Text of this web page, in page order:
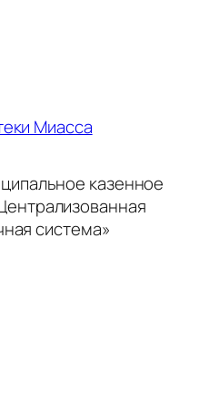
Миасса
казенное
система»